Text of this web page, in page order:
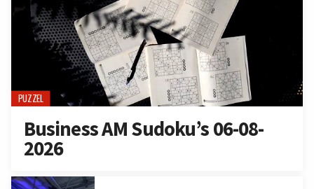
PUZZEL
Business AM Sudoku’s 06-08-
2026